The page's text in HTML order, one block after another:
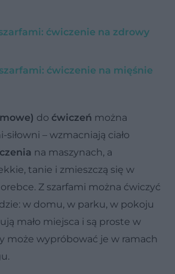
ćwiczenie na zdrowy
ćwiczenie na mięśnie
do ćwiczeń można
– wzmacniają ciało
na maszynach, a
tanie i zmieszczą się w
Z szarfami można ćwiczyć
w domu, w parku, w pokoju
mało miejsca i są proste w
może wypróbować je w ramach